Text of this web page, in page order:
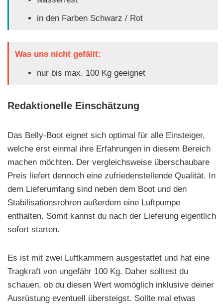
in den Farben Schwarz / Rot
Was uns nicht gefällt:
nur bis max. 100 Kg geeignet
Redaktionelle Einschätzung
Das Belly-Boot eignet sich optimal für alle Einsteiger,
welche erst einmal ihre Erfahrungen in diesem Bereich
machen möchten. Der vergleichsweise überschaubare
Preis liefert dennoch eine zufriedenstellende Qualität. In
dem Lieferumfang sind neben dem Boot und den
Stabilisationsrohren außerdem eine Luftpumpe
enthalten. Somit kannst du nach der Lieferung eigentlich
sofort starten.
Es ist mit zwei Luftkammern ausgestattet und hat eine
Tragkraft von ungefähr 100 Kg. Daher solltest du
schauen, ob du diesen Wert womöglich inklusive deiner
Ausrüstung eventuell übersteigst. Sollte mal etwas